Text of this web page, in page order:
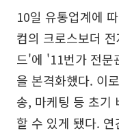
10일 유통업계에
컴의 크로스보더
드'에 '11번가 전문
을 본격화했다. 이
송, 마케팅 등 초기
할 수 있게 됐다.